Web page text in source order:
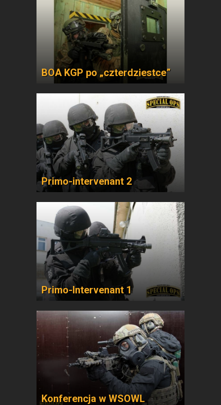
BOA KGP po „czterdziestce”
Primo-intervenant 2
Primo-Intervenant 1
Konferencja w WSOWL